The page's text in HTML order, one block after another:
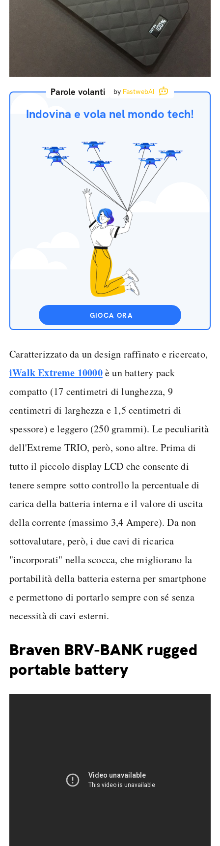
Parole volanti by FastwebAI
Indovina e vola nel mondo tech!
GIOCA ORA
Caratterizzato da un design raffinato e ricercato,
iWalk Extreme 10000è un battery pack
compatto (17 centimetri di lunghezza, 9
centimetri di larghezza e 1,5 centimetri di
spessore) e leggero (250 grammi). Le peculiarità
dell'Extreme TRIO, però, sono altre. Prima di
tutto il piccolo display LCD che consente di
tenere sempre sotto controllo la percentuale di
carica della batteria interna e il valore di uscita
della corrente (massimo 3,4 Ampere). Da non
sottovalutare, però, i due cavi di ricarica
"incorporati" nella scocca, che migliorano la
portabilità della batteria esterna per smartphone
e permettono di portarlo sempre con sé senza
necessità di cavi esterni.
Braven BRV-BANK rugged
portable battery